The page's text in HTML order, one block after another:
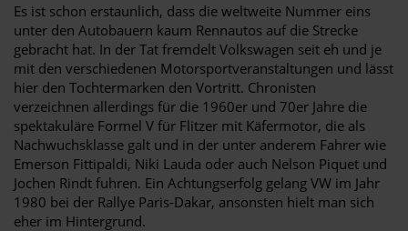
Es ist schon erstaunlich, dass die weltweite Nummer eins
unter den Autobauern kaum Rennautos auf die Strecke
gebracht hat. In der Tat fremdelt Volkswagen seit eh und je
mit den verschiedenen Motorsportveranstaltungen und lässt
hier den Tochtermarken den Vortritt. Chronisten
verzeichnen allerdings für die 1960er und 70er Jahre die
spektakuläre Formel V für Flitzer mit Käfermotor, die als
Nachwuchsklasse galt und in der unter anderem Fahrer wie
Emerson Fittipaldi, Niki Lauda oder auch Nelson Piquet und
Jochen Rindt fuhren. Ein Achtungserfolg gelang VW im Jahr
1980 bei der Rallye Paris-Dakar, ansonsten hielt man sich
eher im Hintergrund.